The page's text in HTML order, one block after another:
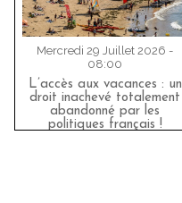
Mercredi 29 Juillet 2026 -
08:00
L’accès aux vacances : un
droit inachevé totalement
abandonné par les
politiques français !